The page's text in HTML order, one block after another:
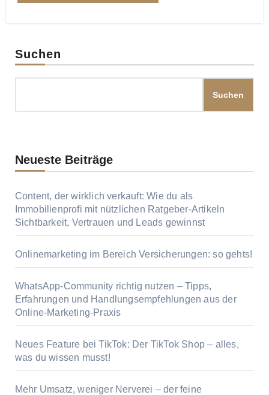
Suchen
Suchen
Neueste Beiträge
Content, der wirklich verkauft: Wie du als
Immobilienprofi mit nützlichen Ratgeber-Artikeln
Sichtbarkeit, Vertrauen und Leads gewinnst
Onlinemarketing im Bereich Versicherungen: so gehts!
WhatsApp-Community richtig nutzen – Tipps,
Erfahrungen und Handlungsempfehlungen aus der
Online-Marketing-Praxis
Neues Feature bei TikTok: Der TikTok Shop – alles,
was du wissen musst!
Mehr Umsatz, weniger Nerverei – der feine